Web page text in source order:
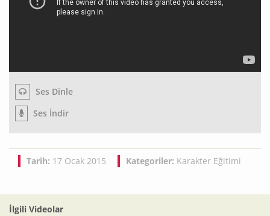
Ses Dinle
Ses İndir
Tarih: 17 Ocak 2015 Kategoriler: Karakter Eğitimi
İlgili Videolar